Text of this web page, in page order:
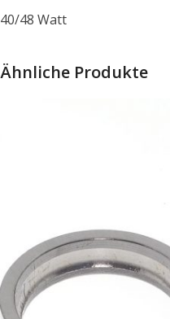
40/48 Watt
Ähnliche Produkte